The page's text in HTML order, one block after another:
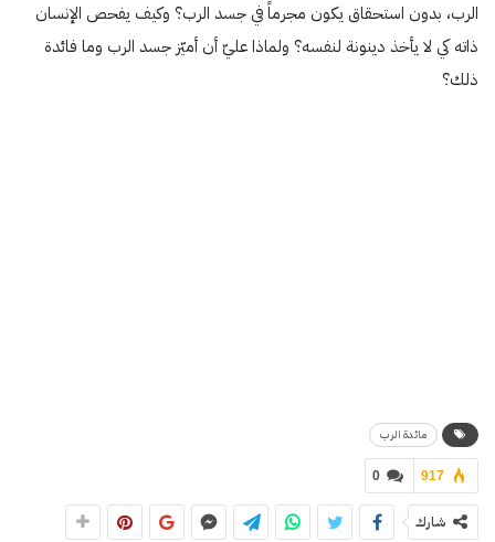
الرب، بدون استحقاق يكون مجرماً في جسد الرب؟ وكيف يفحص الإنسان
ذاته كي لا يأخذ دينونة لنفسه؟ ولماذا عليّ أن أميّز جسد الرب وما فائدة
ذلك؟
مائدة الرب
0 917
شارك